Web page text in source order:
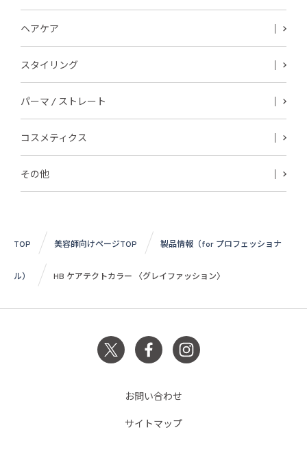
ヘアケア
スタイリング
パーマ / ストレート
コスメティクス
その他
TOP 美容師向けページTOP 製品情報（for プロフェッショナ
ル） HB ケアテクトカラー 〈グレイファッション〉
お問い合わせ
サイトマップ